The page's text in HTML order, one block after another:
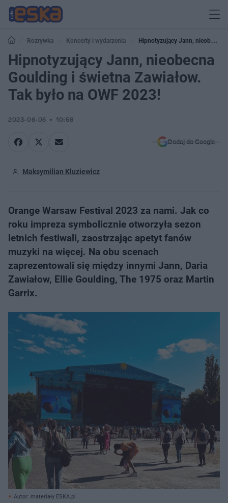
Rozrywka Koncerty i wydarzenia
Hipnotyzujący Jann, nieobecna
Goulding i świetna Zawiałow. Tak było na OWF 2023!
Hipnotyzujący Jann, nieobecna
Goulding i świetna Zawiałow.
Tak było na OWF 2023!
2023-06-05 10:58
Dodaj do Google
Maksymilian Kluziewicz
Orange Warsaw Festival 2023 za nami. Jak co
roku impreza symbolicznie otworzyła sezon
letnich festiwali, zaostrzając apetyt fanów
muzyki na więcej. Na obu scenach
zaprezentowali się między innymi Jann, Daria
Zawiałow, Ellie Goulding, The 1975 oraz Martin
Garrix.
Autor: materiały ESKA.pl